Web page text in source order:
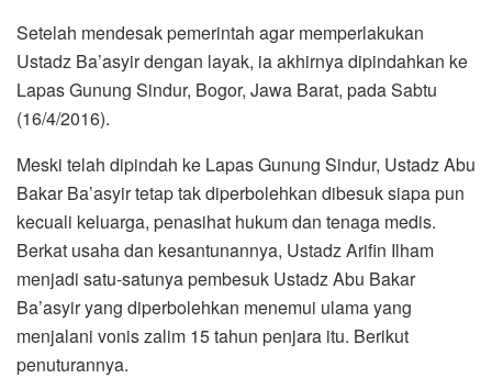
Setelah mendesak pemerintah agar memperlakukan
Ustadz Ba’asyir dengan layak, ia akhirnya dipindahkan ke
Lapas Gunung Sindur, Bogor, Jawa Barat, pada Sabtu
(16/4/2016).
Meski telah dipindah ke Lapas Gunung Sindur, Ustadz Abu
Bakar Ba’asyir tetap tak diperbolehkan dibesuk siapa pun
kecuali keluarga, penasihat hukum dan tenaga medis.
Berkat usaha dan kesantunannya, Ustadz Arifin Ilham
menjadi satu-satunya pembesuk Ustadz Abu Bakar
Ba’asyir yang diperbolehkan menemui ulama yang
menjalani vonis zalim 15 tahun penjara itu. Berikut
penuturannya.